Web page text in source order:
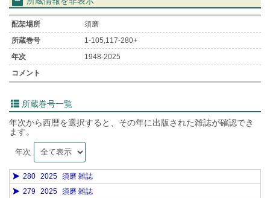
須磨
1-105,117-280+
1948-2025
所蔵巻号一覧
年次から西暦を選択すると、その年に出版された雑誌が確認でき
ます。
年次
280 2025 須磨 雑誌
279 2025 須磨 雑誌